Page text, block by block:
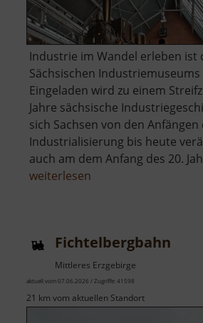
Industrie im Wandel erleben ist
Sächsischen Industriemuseums
Eingeladen wird zu einem
Jahre sächsische
sich Sachsen von den Anfängen
Industrialisierung bis heute
auch am dem Anfang des 20.
weiterlesen
Fichtelbergbahn
Mittleres Erzgebirge
aktuell vom 07.06.2026 / Zugriffe: 41598
21 km vom aktuellen Standort